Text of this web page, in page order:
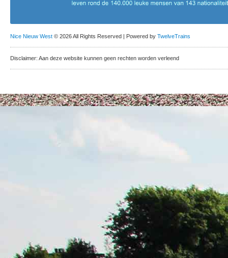
Nice Nieuw West © 2026 All Rights Reserved | Powered by TwelveTrains
Disclaimer: Aan deze website kunnen geen rechten worden verleend